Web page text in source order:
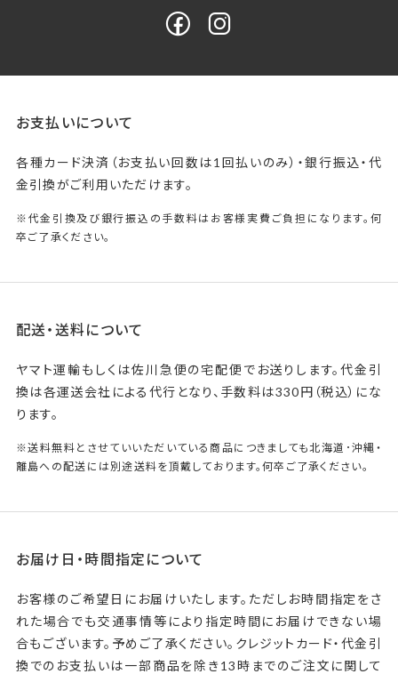
お支払いについて
各種カード決済（お支払い回数は1回払いのみ）・銀行振込・代
金引換がご利用いただけます。
※代金引換及び銀行振込の手数料はお客様実費ご負担になります。何
卒ご了承ください。
配送・送料について
ヤマト運輸もしくは佐川急便の宅配便でお送りします。代金引
換は各運送会社による代行となり、手数料は330円（税込）にな
ります。
※送料無料とさせていいただいている商品につきましても北海道･沖縄・
離島への配送には別途送料を頂戴しております。何卒ご了承ください。
お届け日・時間指定について
お客様のご希望日にお届けいたします。ただしお時間指定をさ
れた場合でも交通事情等により指定時間にお届けできない場
合もございます。予めご了承ください。クレジットカード・代金引
換でのお支払いは一部商品を除き13時までのご注文に関して